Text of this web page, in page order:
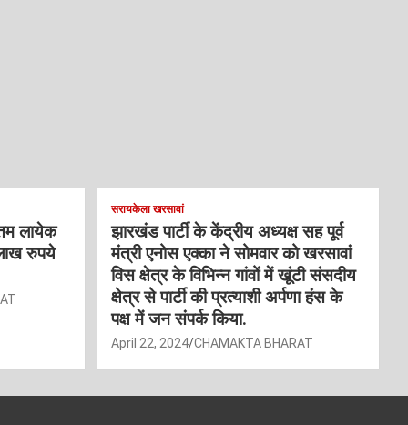
लायेक
रुपये
सरायकेला खरसावां
झारखंड पार्टी के केंद्रीय अध्यक्ष सह पूर्व
मंत्री एनोस एक्का ने सोमवार को खरसावां
विस क्षेत्र के विभिन्न गांवों में खूंटी संसदीय
क्षेत्र से पार्टी की प्रत्याशी अर्पणा हंस के
पक्ष में जन संपर्क किया.
April 22, 2024 CHAMAKTA BHARAT